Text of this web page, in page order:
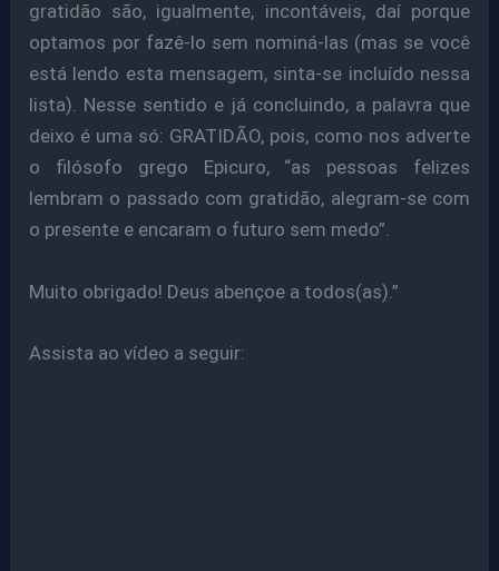
gratidão são, igualmente, incontáveis, daí porque
optamos por fazê-lo sem nominá-las (mas se você
está lendo esta mensagem, sinta-se incluído nessa
lista). Nesse sentido e já concluindo, a palavra que
deixo é uma só: GRATIDÃO, pois, como nos adverte
o filósofo grego Epicuro, “as pessoas felizes
lembram o passado com gratidão, alegram-se com
o presente e encaram o futuro sem medo”.
Muito obrigado! Deus abençoe a todos(as).”
Assista ao vídeo a seguir: